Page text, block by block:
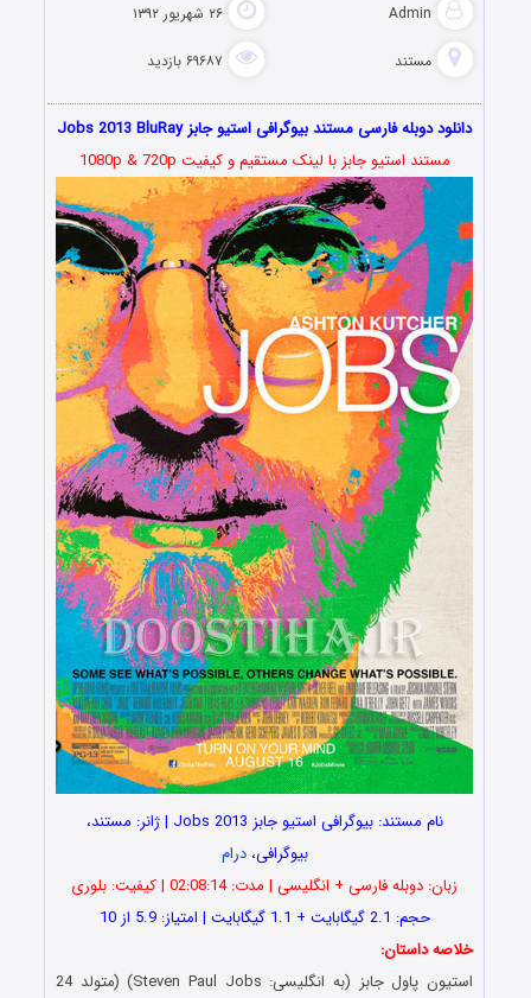
Admin ۲۶ شهریور ۱۳۹۲
مستند ۶۹۶۸۷ بازدید
دانلود دوبله فارسی مستند بیوگرافی استیو جابز Jobs 2013 BluRay
مستند استیو جابز با لینک مستقیم و کیفیت 1080p & 720p
نام مستند: بیوگرافی استیو جابز Jobs 2013 | ژانر: مستند،
بیوگرافی،درام
زبان: دوبله فارسی + انگلیسی | مدت: 02:08:14 | کیفیت: بلوری
حجم: 2.1 گیگابایت + 1.1 گیگابایت | امتیاز: 5.9 از 10
خلاصه داستان:
استیون پاول جابز (به انگلیسی: Steven Paul Jobs)‏ (متولد 24